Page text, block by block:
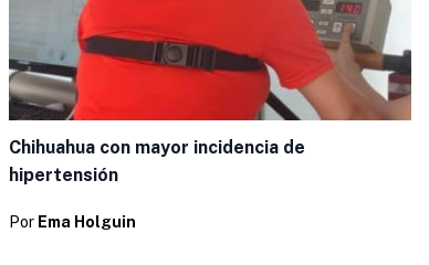
Chihuahua con mayor incidencia de
hipertensión
Por Ema Holguin